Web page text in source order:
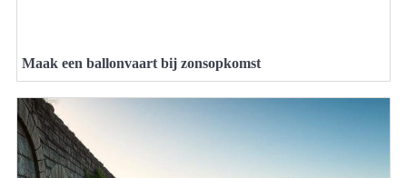
Maak een ballonvaart bij zonsopkomst